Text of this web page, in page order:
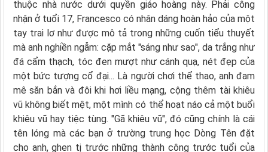
thuộc nhà nước dưới quyền giáo hoàng này. Phải công
nhận ở tuổi 17, Francesco có nhân dáng hoàn hảo của một
tay trai lơ như được mô tả trong những cuốn tiểu thuyết
mà anh nghiền ngẫm: cặp mắt "sáng như sao", da trắng như
đá cẩm thạch, tóc đen mượt như cánh quạ, nét đẹp của
một bức tượng cổ đại... Là người chơi thể thao, anh đam
mê săn bắn và đôi khi hơi liều mạng, cộng thêm tài khiêu
vũ không biết mệt, một mình có thể hoạt náo cả một buổi
khiêu vũ hay tiệc tùng. "Gã khiêu vũ", đó cũng chính là cái
tên lóng mà các bạn ở trường trung học Dòng Tên đặt
cho anh, ghen tị trước những thành công trước tuổi của